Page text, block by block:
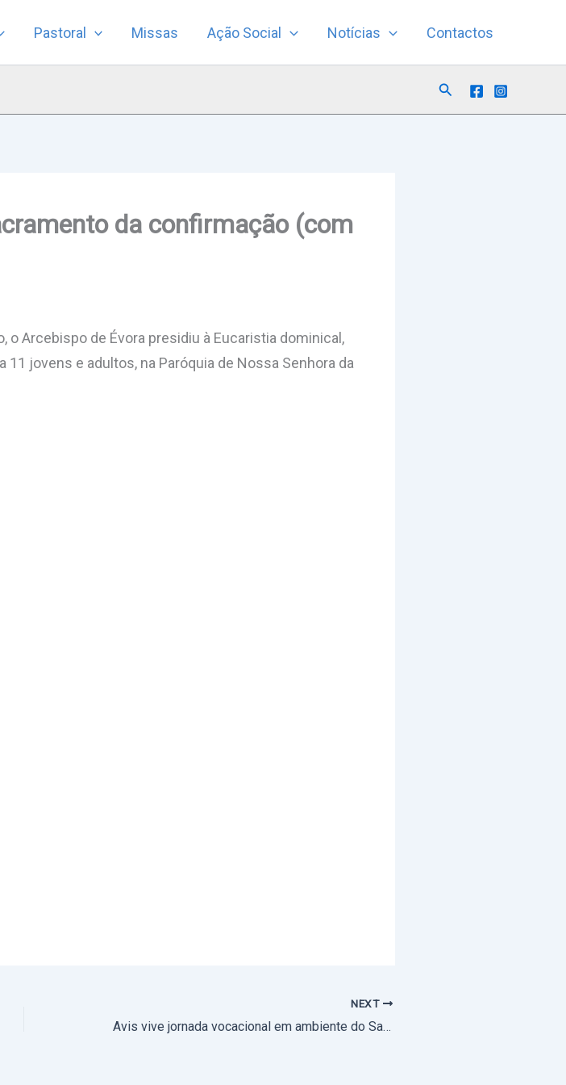
Pastoral Missas Ação Social Notícias Contactos
Search
da confirmação (com
o Arcebispo de Évora presidiu à Eucaristia dominical,
jovens e adultos, na Paróquia de Nossa Senhora da
NEXT
Avis vive jornada vocacional em ambiente do Sacramento da Confirmação (com fotos)